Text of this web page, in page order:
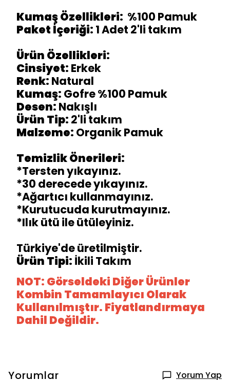
Kumaş Özellikleri: %100 Pamuk
Paket İçeriği: 1 Adet 2'li takım
Ürün Özellikleri:
Cinsiyet: Erkek
Renk: Natural
Kumaş: Gofre %100 Pamuk
Desen: Nakışlı
Ürün Tip: 2'li takım
Malzeme: Organik Pamuk
Temizlik Önerileri:
*Tersten yıkayınız.
*30 derecede yıkayınız.
*Ağartıcı kullanmayınız.
*Kurutucuda kurutmayınız.
*Ilık ütü ile ütüleyiniz.
Türkiye'de üretilmiştir.
Ürün Tipi: İkili Takım
NOT: Görseldeki Diğer Ürünler
Kombin Tamamlayıcı Olarak
Kullanılmıştır. Fiyatlandırmaya
Dahil Değildir.
Yorumlar Yorum Yap